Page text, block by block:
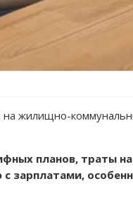
жилищно-
планов, траты
зарплатами,